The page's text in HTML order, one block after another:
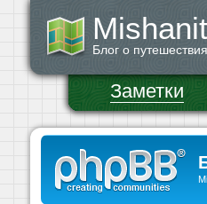
Блог о
Заметки